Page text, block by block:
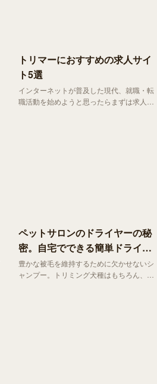
トリマーにおすすめの求人サイ
ト5選
インターネットが普及した現代、就職・転
職活動を始めようと思ったらまずは求人サ
ペットサロンのドライヤーの秘
密。自宅でできる簡単ドライン
グ術
豊かな被毛を維持するために欠かせないシ
ャンプー。トリミング犬種はもちろん、そ